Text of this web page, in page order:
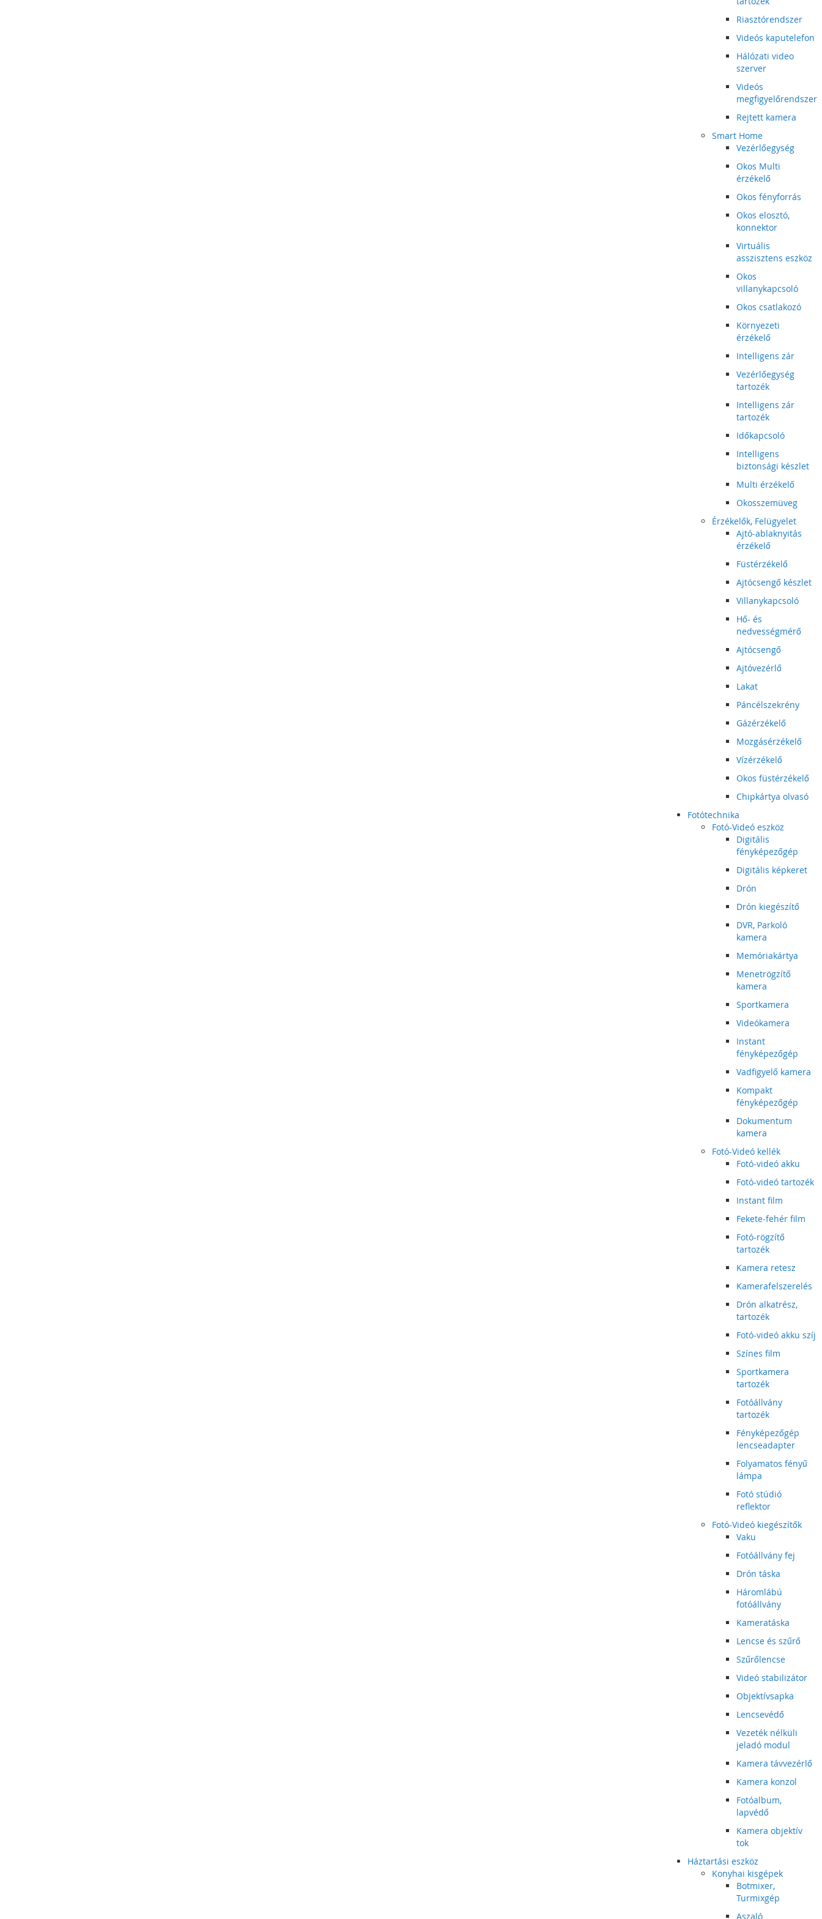
Riasztórendszer
Videós kaputelefon
Hálózati video
szerver
Videós
megfigyelőrendszer
Rejtett kamera
Smart Home
Vezérlőegység
Okos Multi
érzékelő
Okos fényforrás
Okos elosztó,
konnektor
Virtuális
asszisztens eszköz
Okos
villanykapcsoló
Okos csatlakozó
Környezeti
érzékelő
Intelligens zár
Vezérlőegység
tartozék
Intelligens zár
tartozék
Időkapcsoló
Intelligens
biztonsági készlet
Multi érzékelő
Okosszemüveg
Érzékelők, Felügyelet
Ajtó-ablaknyitás
érzékelő
Füstérzékelő
Ajtócsengő készlet
Villanykapcsoló
Hő- és
nedvességmérő
Ajtócsengő
Ajtóvezérlő
Lakat
Páncélszekrény
Gázérzékelő
Mozgásérzékelő
Vízérzékelő
Okos füstérzékelő
Chipkártya olvasó
Fotótechnika
Fotó-Videó eszköz
Digitális
fényképezőgép
Digitális képkeret
Drón
Drón kiegészítő
DVR, Parkoló
kamera
Memóriakártya
Menetrögzítő
kamera
Sportkamera
Videókamera
Instant
fényképezőgép
Vadfigyelő kamera
Kompakt
fényképezőgép
Dokumentum
kamera
Fotó-Videó kellék
Fotó-videó akku
Fotó-videó tartozék
Instant film
Fekete-fehér film
Fotó-rögzítő
tartozék
Kamera retesz
Kamerafelszerelés
Drón alkatrész,
tartozék
Fotó-videó akku szíj
Színes film
Sportkamera
tartozék
Fotóállvány
tartozék
Fényképezőgép
lencseadapter
Folyamatos fényű
lámpa
Fotó stúdió
reflektor
Fotó-Videó kiegészítők
Vaku
Fotóállvány fej
Drón táska
Háromlábú
fotóállvány
Kameratáska
Lencse és szűrő
Szűrőlencse
Videó stabilizátor
Objektívsapka
Lencsevédő
Vezeték nélküli
jeladó modul
Kamera távvezérlő
Kamera konzol
Fotóalbum,
lapvédő
Kamera objektív
tok
Háztartási eszköz
Konyhai kisgépek
Botmixer,
Turmixgép
Aszaló